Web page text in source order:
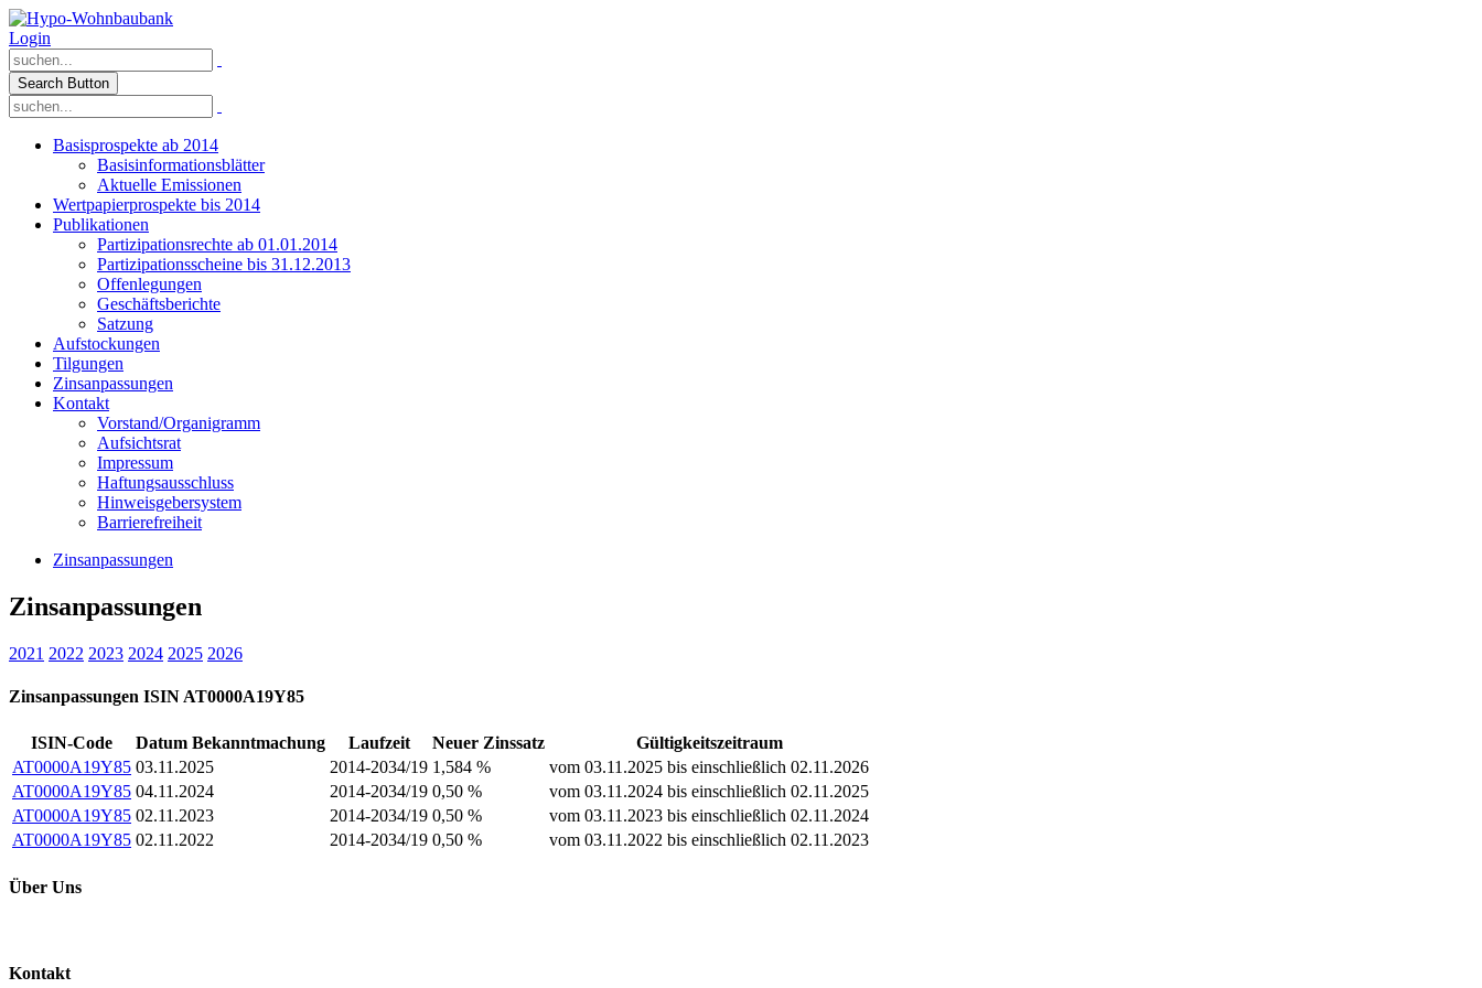
Login
Search Button
Basisprospekte ab 2014
Basisinformationsblätter
Aktuelle Emissionen
Wertpapierprospekte bis 2014
Publikationen
Partizipationsrechte ab 01.01.2014
Partizipationsscheine bis 31.12.2013
Offenlegungen
Geschäftsberichte
Satzung
Aufstockungen
Tilgungen
Zinsanpassungen
Kontakt
Vorstand/Organigramm
Aufsichtsrat
Impressum
Haftungsausschluss
Hinweisgebersystem
Barrierefreiheit
Zinsanpassungen
Zinsanpassungen
2021 2022 2023 2024 2025 2026
Zinsanpassungen ISIN AT0000A19Y85
ISIN-Code Datum Bekanntmachung Laufzeit Neuer Zinssatz
Gültigkeitszeitraum
AT0000A19Y85 03.11.2025 2014-2034/19 1,584 %
vom 03.11.2025 bis einschließlich 02.11.2026
AT0000A19Y85 04.11.2024 2014-2034/19 0,50 %
vom 03.11.2024 bis einschließlich 02.11.2025
AT0000A19Y85 02.11.2023 2014-2034/19 0,50 %
vom 03.11.2023 bis einschließlich 02.11.2024
AT0000A19Y85 02.11.2022 2014-2034/19 0,50 % vom 03.11.2022 bis einschließlich 02.11.2023
Über Uns
Kontakt